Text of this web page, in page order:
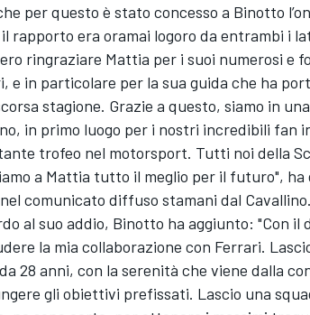
per questo è stato concesso a Binotto
rapporto era oramai logoro da entrambi i
ringraziare Mattia per i suoi numerosi e
e in particolare per la sua guida che ha
stagione. Grazie a questo, siamo in
in primo luogo per i nostri incredibili fan
trofeo nel motorsport. Tutti noi della
a Mattia tutto il meglio per il futuro",
comunicato diffuso stamani dal Cavallino.
al suo addio, Binotto ha aggiunto: "Con
la mia collaborazione con Ferrari.
28 anni, con la serenità che viene dalla
gli obiettivi prefissati. Lascio una